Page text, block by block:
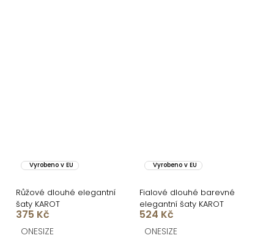
Vyrobeno v EU
Růžové dlouhé elegantní
šaty KAROT
375 Kč
ONESIZE
Vyrobeno v EU
Fialové dlouhé barevné
elegantní šaty KAROT
524 Kč
ONESIZE